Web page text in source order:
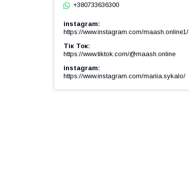
+380733636300
instagram
https://www.instagram.com/maash.online1/
Тік Ток
https://www.tiktok.com/@maash.online
instagram
https://www.instagram.com/mariia.sykalo/